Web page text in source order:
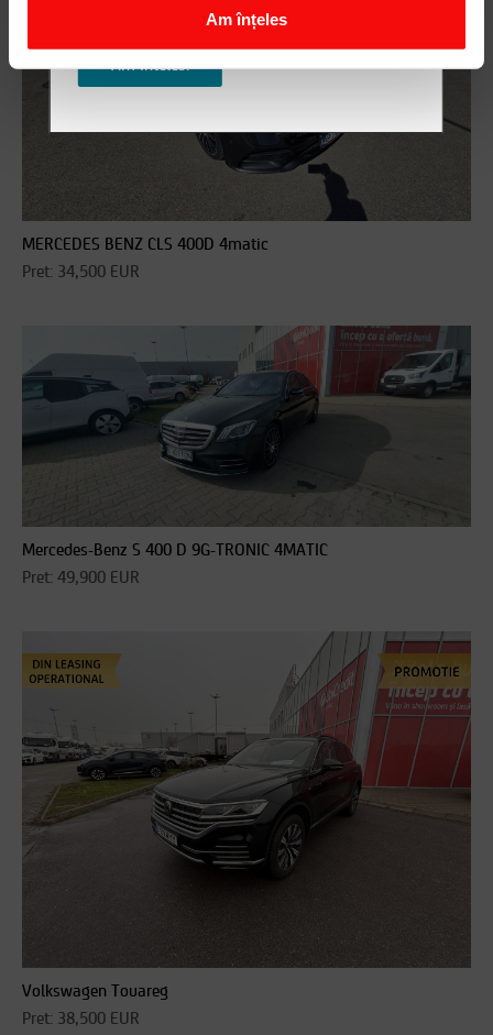
Am înțeles
MERCEDES BENZ CLS 400D 4matic
Pret: 34,500 EUR
Mercedes-Benz S 400 D 9G-TRONIC 4MATIC
Pret: 49,900 EUR
Volkswagen Touareg
Pret: 38,500 EUR
Am inteles!